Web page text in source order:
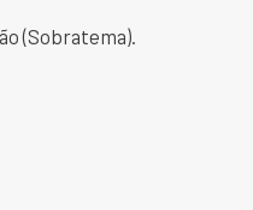
(Sobratema).